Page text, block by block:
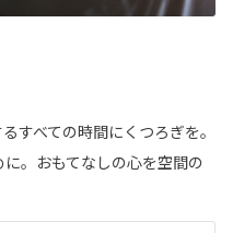
すべての時間にくつろぎを。
。おもてなしの心を空間の